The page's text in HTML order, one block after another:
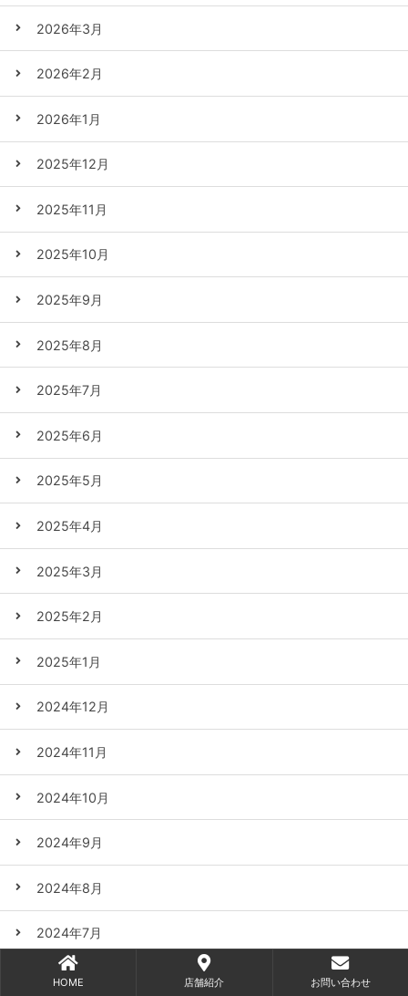
2026年3月
2026年2月
2026年1月
2025年12月
2025年11月
2025年10月
2025年9月
2025年8月
2025年7月
2025年6月
2025年5月
2025年4月
2025年3月
2025年2月
2025年1月
2024年12月
2024年11月
2024年10月
2024年9月
2024年8月
2024年7月
2024年6月
HOME 店舗紹介 お問い合わせ